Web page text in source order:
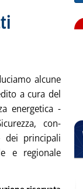
alcune
a cura del
energetica -
con­
principali
e regionale